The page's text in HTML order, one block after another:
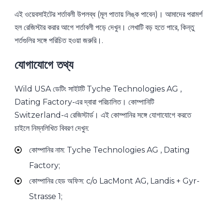
এই ওয়েবসাইটের শর্তাবলী উপলব্ধ (মূল পাতায় লিঙ্ক পাবেন)। আমাদের পরামর্শ
হল রেজিস্টার করার আগে শর্তাবলী পড়ে দেখুন। লেখাটি বড় হতে পারে, কিন্তু
শর্তগুলির সঙ্গে পরিচিত হওয়া জরুরি।.
যোগাযোগে তথ্য
Wild USA ডেটিং সাইটটি Tyche Technologies AG ,
Dating Factory-এর দ্বারা পরিচালিত। কোম্পানিটি
Switzerland-এ রেজিস্টার্ড। এই কোম্পানির সঙ্গে যোগাযোগে করতে
চাইলে নিম্নলিখিত বিবরণ দেখুন:
কোম্পানির নাম: Tyche Technologies AG , Dating
Factory;
কোম্পানির হেড অফিস: c/o LacMont AG, Landis + Gyr-
Strasse 1;